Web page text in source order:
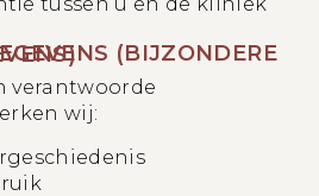
verantwoorde
wij: